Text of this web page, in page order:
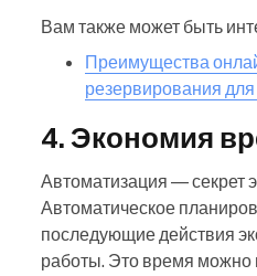
Вам также может быть
Преимущества
резервирования
4. Экономия
Автоматизация — секрет
Автоматическое
последующие действия
работы. Это время можно